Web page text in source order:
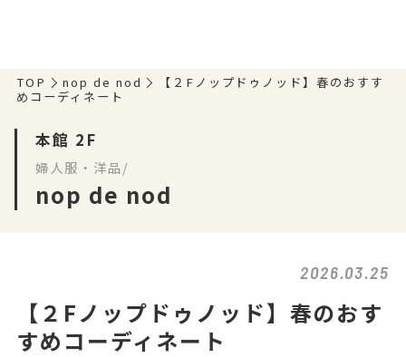
TOP nop de nod
【２Fノップドゥノッド】春のおすす
めコーディネート
本館 2F
婦人服・洋品/
nop de nod
2026.03.25
【２Fノップドゥノッド】春のおす
すめコーディネート